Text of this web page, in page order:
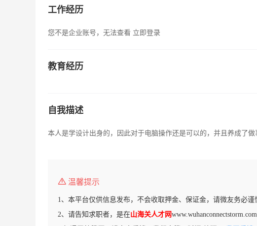
工作经历
您不是企业账号，无法查看 立即登录
教育经历
自我描述
本人是学设计出身的，因此对于电脑操作还是可以的，并且养成了
温馨提示
1、本平台仅供信息发布，不会收取押金、保证金，请微友务必谨
2、请告知求职者，是在山海关人才网